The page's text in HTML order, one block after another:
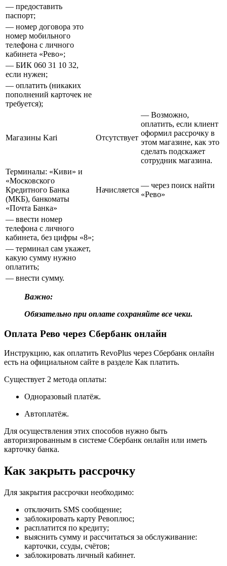
— предоставить
паспорт;
— номер договора это
номер мобильного
телефона с личного
кабинета «Рево»;
— БИК 060 31 10 32,
если нужен;
— оплатить (никаких
пополнений карточек не
требуется);
Магазины Kari Отсутствует
— Возможно,
оплатить, если клиент
оформил рассрочку в
этом магазине, как это
сделать подскажет
сотрудник магазина.
Терминалы: «Киви» и
«Московского
Кредитного Банка
(МКБ), банкоматы
«Почта Банка»
Начисляется
— через поиск найти
«Рево»
— ввести номер
телефона с личного
кабинета, без цифры «8»;
— терминал сам укажет,
какую сумму нужно
оплатить;
— внести сумму.
Важно:
Обязательно при оплате сохраняйте все чеки.
Оплата Рево через Сбербанк онлайн
Инструкцию, как оплатить RevoPlus через Сбербанк онлайн
есть на официальном сайте в разделе Как платить.
Существует 2 метода оплаты:
Одноразовый платёж.
Автоплатёж.
Для осуществления этих способов нужно быть
авторизированным в системе Сбербанк онлайн или иметь
карточку банка.
Как закрыть рассрочку
Для закрытия рассрочки необходимо:
отключить SMS сообщение;
заблокировать карту Ревоплюс;
расплатится по кредиту;
выяснить сумму и рассчитаться за обслуживание:
карточки, ссуды, счётов;
заблокировать личный кабинет.